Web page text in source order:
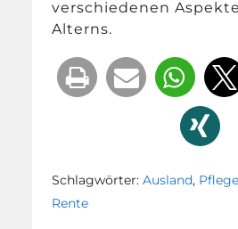
verschiedenen
Alterns.
Schlagwörter:Ausland,
Rente